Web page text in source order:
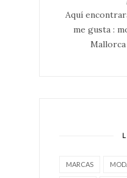
Aquí
me gusta :
MARCAS